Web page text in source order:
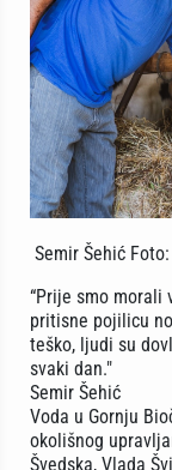
Semir Šehić
“Prije smo morali
pritisne pojilicu
teško, ljudi su
svaki dan."
Semir Šehić
Voda u Gornju
okolišnog
Švedska, Vlada